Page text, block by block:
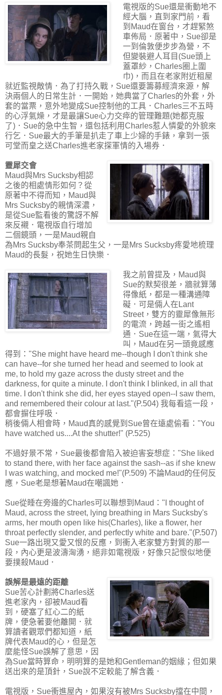
電視版的Sue還是衝動地不
經大腦，直到家門前，看
到Maud在窗台，才趕緊煞
車佈局．原著中，Sue卻是
一到倫敦便步步為營，不
但變裝避人耳目(Sue頭上
蓋罩紗，Charles圈上圍
巾)，而且在老家附近租屋
就近監視敵情．為了打持久戰，Sue還要籌募經濟來源，解
決兩個人的日常生計．一開始，她典當了Charles的外套，外
套的當票，意外地變成Sue控制他的工具．Charles三不五時
的心浮氣燥，才是最讓Sue心力交瘁的管理難題(她都克服
了)．Sue的急中生智，還包括利用Charles惹人憐愛的外貌來
行乞．Sue最大的手筆是扒走了車上少婦的手錶，拿到一張
可堂而皇之送Charles進老家探軍情的入場券．
靈犀交會
Maud與Mrs Sucksby相認
之後的相處情形如何？從
原著中不得而知，Maud與
Mrs Sucksby的親情深濃，
是從Sue監看後的驚訝不解
來反襯．電視版自行增加
二個鏡頭，一是Maud親自
為Mrs Sucksby奉茶問起生父，一是Mrs Sucksby疼愛地梳理
Maud的長髮，祝她生日快樂．
我之前曾提及，Maud與
Sue的默契很差，牆就算薄
得像紙，都是一種溝通障
礙．可是倆人在Lant
Street，雙方的靈犀像無形
的電流，跨越一街之遙相
通．Sue在這一端，氣得大
叫，Maud在另一頭竟感應
得到："She might have heard me--though I don't think she
can have--for she turned her head and seemed to look at
me, to hold my gaze across the dusty street and the
darkness, for quite a minute. I don't think I blinked, in all that
time. I don't think she did, her eyes stayed open--I saw them,
and remembered their colour at last."(P.504) 我每看這一段，
都會摒住呼吸．
稍後倆人相會時，Maud真的感覺到Sue曾在遠處偷看："You
have watched us....At the shutter!" (P.525)
不過好景不常，Sue最後都會陷入被迫害妄想症："She liked
to stand there, with her face against the sash--as if she knew
I was watching, and mocked me!"(P.509) 不論Maud的任何反
應，Sue老是想著Maud在嘲諷她．
Sue從睡在旁邊的Charles可以聯想到Maud："I thought of
Maud, across the street, lying breathing in Mars Sucksby's
arms, her mouth open like his(Charles), like a flower, her
throat perfectly slender, and perfectly white and bare."(P.507)
Sue一路出現又愛又恨的反應，到衝入老家雙方對質的那一
段，內心更是波濤洶湧，絕非如電視版，好像只記恨似地便
要撲殺Maud．
誤解是最遠的距離
Sue苦心計劃將Charles送
進老家內，卻被Maud看
到，硬塞了紅心二的紙
牌，便急著要他離開．就
算讀者觀眾們都知道，紙
牌代表Maud的心，但是怎
麼能怪Sue誤解了意思，因
為Sue當時算命，明明算的是她和Gentleman的姻緣；但如果
送出來的是頂針，Sue說不定較能了解含義．
電視版，Sue衝進屋內，如果沒有被Mrs Sucksby擋在中間，